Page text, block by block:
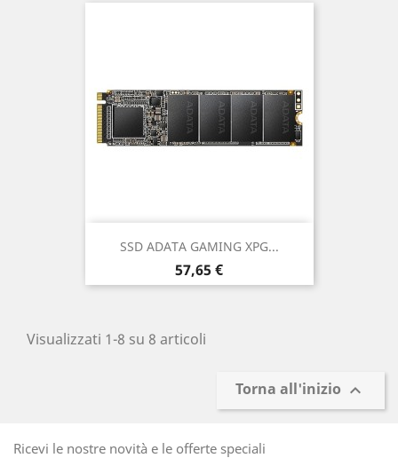
SSD ADATA GAMING XPG...
Prezzo
57,65 €
Visualizzati 1-8 su 8 articoli
Torna all'inizio 
Ricevi le nostre novità e le offerte speciali